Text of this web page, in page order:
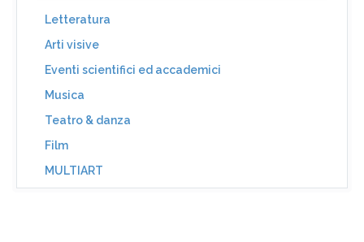
Letteratura
Arti visive
Eventi scientifici ed accademici
Musica
Teatro & danza
Film
MULTIART